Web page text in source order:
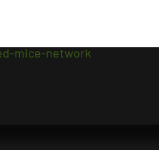
mice-network